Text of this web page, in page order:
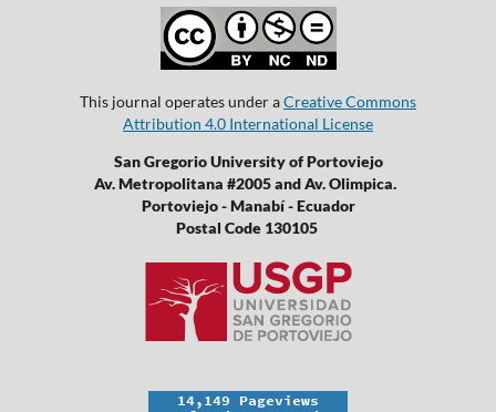
This journal operates under aCreative Commons
Attribution 4.0 International License
San Gregorio University of Portoviejo
Av. Metropolitana #2005 and Av. Olimpica.
Portoviejo - Manabí - Ecuador
Postal Code 130105